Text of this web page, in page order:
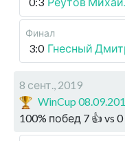
Финал
3:0 Гнесный
8 сент., 2019
WinCup
100% побед 7 👍 vs 0